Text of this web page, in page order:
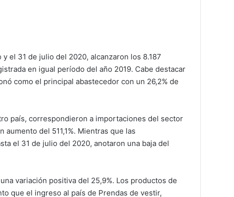
el 31 de julio del 2020, alcanzaron los 8.187
en igual período del año 2019. Cabe destacar
como el principal abastecedor con un 26,2% de
país, correspondieron a importaciones del sector
del 511,1%. Mientras que las
el 31 de julio del 2020, anotaron una baja del
variación positiva del 25,9%. Los productos de
que el ingreso al país de Prendas de vestir,